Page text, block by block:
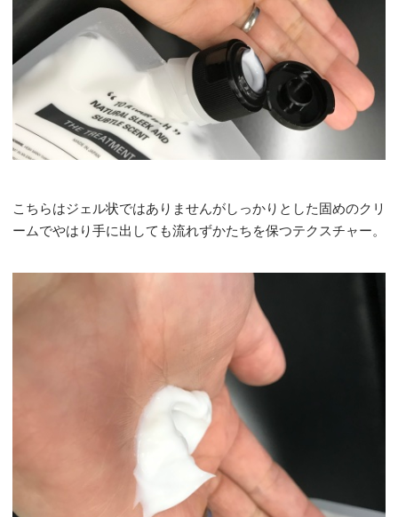
こちらはジェル状ではありませんがしっかりとした固めのクリ
ームでやはり手に出しても流れずかたちを保つテクスチャー。